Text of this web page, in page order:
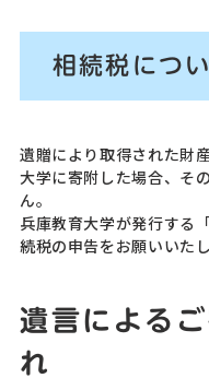
相続税につ
遺贈により取得された財
大学に寄附した場合、そ
ん。
兵庫教育大学が発行する
続税の申告をお願いいたし
遺言による
れ